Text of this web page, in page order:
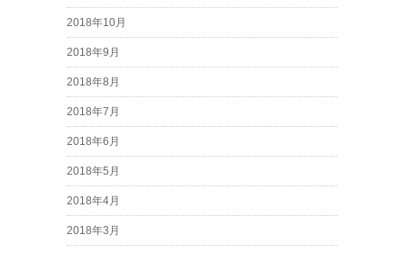
2018年10月
2018年9月
2018年8月
2018年7月
2018年6月
2018年5月
2018年4月
2018年3月